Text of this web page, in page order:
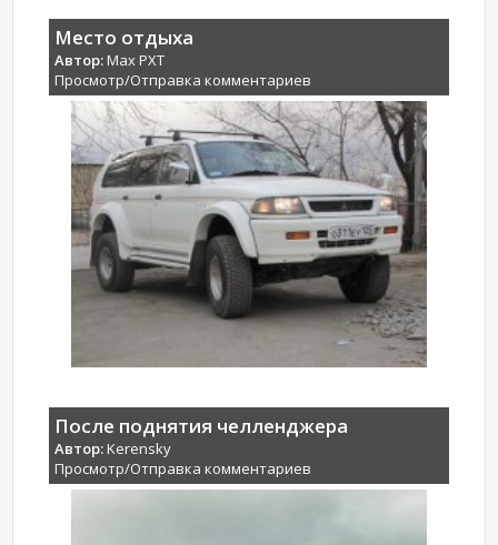
Место отдыха
Автор:Max PXT
Просмотр/Отправка комментариев
После поднятия челленджера
Автор:Kerensky
Просмотр/Отправка комментариев